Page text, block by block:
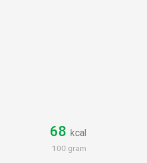
68 kcal
100 gram